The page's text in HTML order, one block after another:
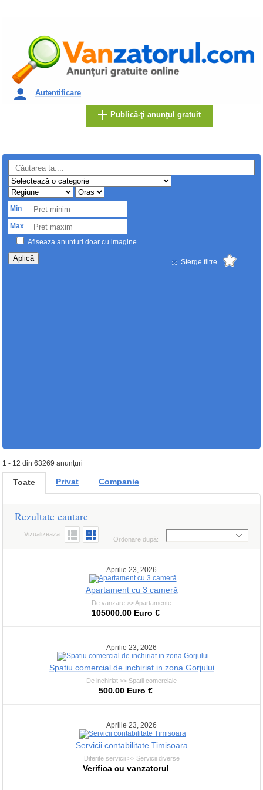
Autentificare
Publică-ţi anunţul gratuit
Min
Max
Afiseaza anunturi doar cu imagine
Aplică Sterge filtre
1 - 12 din 63269 anunţuri
Toate Privat Companie
Rezultate cautare
Ordonare după:
Vizualizeaza:
Aprilie 23, 2026
Apartament cu 3 cameră
De vanzare >> Apartamente
105000.00 Euro €
Aprilie 23, 2026
Spatiu comercial de inchiriat in zona Gorjului
De inchiriat >> Spatii comerciale
500.00 Euro €
Aprilie 23, 2026
Servicii contabilitate Timisoara
Diferite servicii >> Servicii diverse
Verifica cu vanzatorul